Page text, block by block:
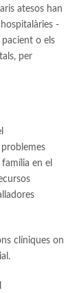
atesos han
-
o els
per
en el
clíniques on